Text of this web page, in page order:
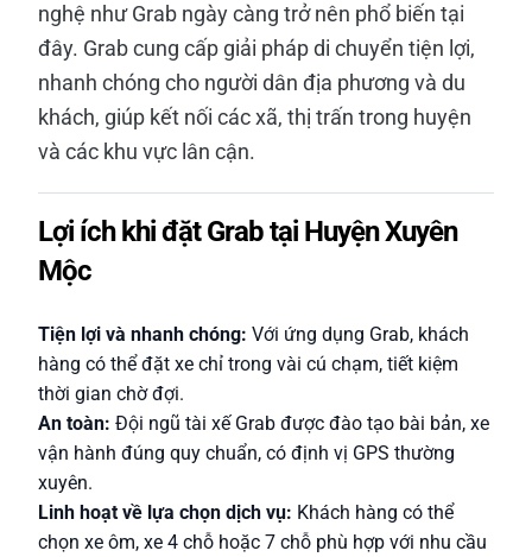
nghệ như Grab ngày càng trở nên phổ biến tại
đây. Grab cung cấp giải pháp di chuyển tiện lợi,
nhanh chóng cho người dân địa phương và du
khách, giúp kết nối các xã, thị trấn trong huyện
và các khu vực lân cận.
Lợi ích khi đặt Grab tại Huyện Xuyên
Mộc
Tiện lợi và nhanh chóng: Với ứng dụng Grab, khách
hàng có thể đặt xe chỉ trong vài cú chạm, tiết kiệm
thời gian chờ đợi.
An toàn: Đội ngũ tài xế Grab được đào tạo bài bản, xe
vận hành đúng quy chuẩn, có định vị GPS thường
xuyên.
Linh hoạt về lựa chọn dịch vụ: Khách hàng có thể
chọn xe ôm, xe 4 chỗ hoặc 7 chỗ phù hợp với nhu cầu